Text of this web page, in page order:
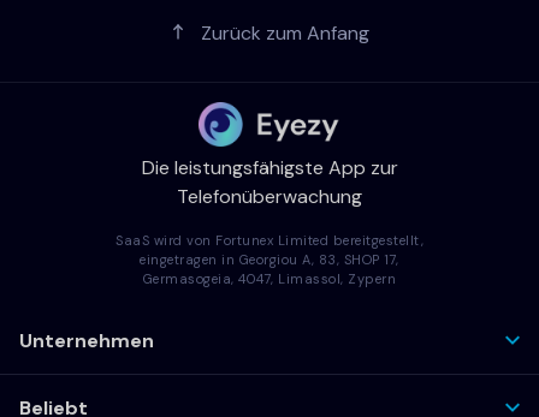
Zurück zum Anfang
Die leistungsfähigste App zur
Telefonüberwachung
SaaS wird von Fortunex Limited bereitgestellt,
eingetragen in Georgiou A, 83, SHOP 17,
Germasogeia, 4047, Limassol, Zypern
Unternehmen
Beliebt